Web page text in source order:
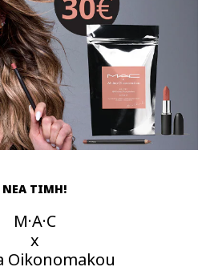
ΝΕΑ ΤΙΜΗ!
M·A·C
x
Oikonomakou